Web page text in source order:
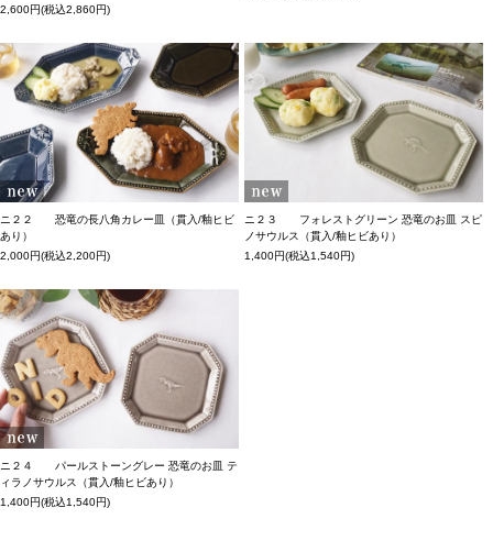
2,600円(税込2,860円)
ニ２２ 恐竜の長八角カレー皿（貫入/釉ヒビ
あり）
2,000円(税込2,200円)
ニ２３ フォレストグリーン 恐竜のお皿 スピ
ノサウルス（貫入/釉ヒビあり）
1,400円(税込1,540円)
ニ２４ パールストーングレー 恐竜のお皿 テ
ィラノサウルス（貫入/釉ヒビあり）
1,400円(税込1,540円)